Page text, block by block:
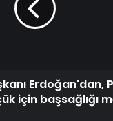
Erdoğan'dan,
için başsağlığı